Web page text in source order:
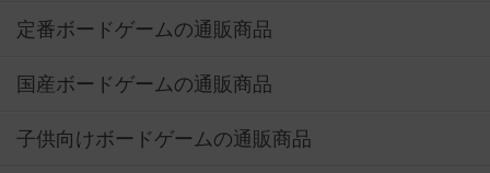
定番ボードゲームの通販商品
国産ボードゲームの通販商品
子供向けボードゲームの通販商品